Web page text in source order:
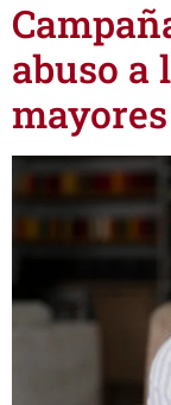
abuso a
mayores